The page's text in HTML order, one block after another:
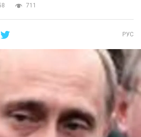
711
РУС